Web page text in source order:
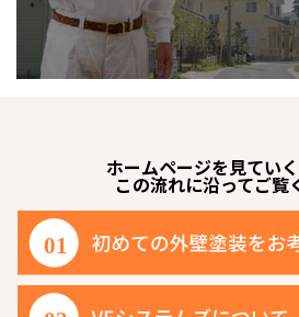
ホームページを見ていく
この流れに沿ってご覧